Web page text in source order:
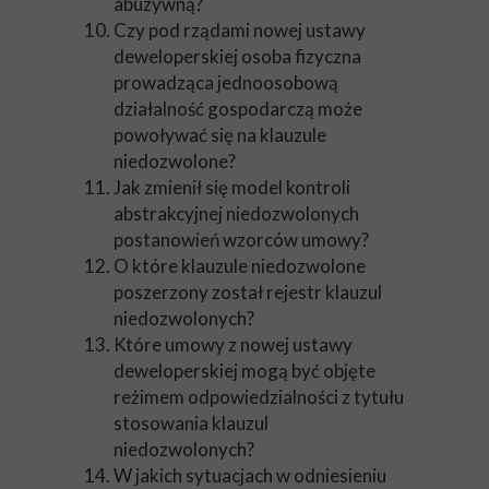
Czy pod rządami nowej ustawy
deweloperskiej osoba fizyczna
prowadząca jednoosobową
działalność gospodarczą może
powoływać się na klauzule
niedozwolone?
Jak zmienił się model kontroli
abstrakcyjnej niedozwolonych
postanowień wzorców umowy?
O które klauzule niedozwolone
poszerzony został rejestr klauzul
niedozwolonych?
Które umowy z nowej ustawy
deweloperskiej mogą być objęte
reżimem odpowiedzialności z tytułu
stosowania klauzul
niedozwolonych?
W jakich sytuacjach w odniesieniu